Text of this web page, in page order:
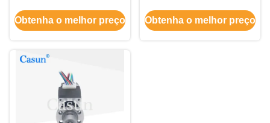
do NEMA 8 de
20×20×27.5mm motor
codificador
Obtenha o melhor preço
20x20x30mm com
codificador
Obtenha o melhor preço